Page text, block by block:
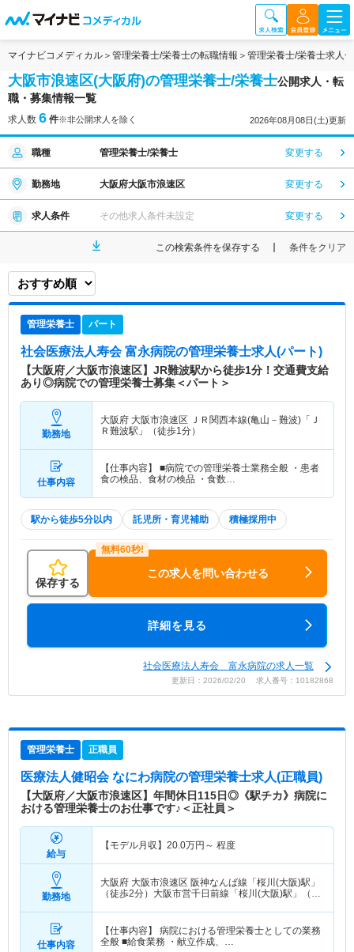
マイナビコメディカル 管理栄養士/栄養士の転職情報 管理栄養士/栄養士求人
大阪市浪速区(大阪府)の管理栄養士/栄養士公開求人・転
職・募集情報一覧
求人数 6 件※非公開求人を除く 2026年08月08日(土)更新
職種 管理栄養士/栄養士 変更する
勤務地 大阪府大阪市浪速区 変更する
求人条件 その他求人条件未設定 変更する
この検索条件を保存する 条件をクリア
管理栄養士 パート
社会医療法人寿会 富永病院の管理栄養士求人(パート)
【大阪府／大阪市浪速区】JR難波駅から徒歩1分！交通費支給
あり◎病院での管理栄養士募集＜パート＞
勤務地
大阪府 大阪市浪速区 ＪＲ関西本線(亀山－難波)「Ｊ
Ｒ難波駅」（徒歩1分）
仕事内容
【仕事内容】 ■病院での管理栄養士業務全般 ・患者
食の検品、食材の検品 ・食数…
駅から徒歩5分以内 託児所・育児補助 積極採用中
保存する
この求人を問い合わせる
詳細を見る
社会医療法人寿会 富永病院の求人一覧
更新日：2026/02/20 求人番号：10182868
管理栄養士 正職員
医療法人健昭会 なにわ病院の管理栄養士求人(正職員)
【大阪府／大阪市浪速区】年間休日115日◎《駅チカ》病院に
おける管理栄養士のお仕事です♪＜正社員＞
給与
【モデル月収】 20.0万円～ 程度
勤務地
大阪府 大阪市浪速区 阪神なんば線「桜川(大阪)駅」
（徒歩2分）大阪市営千日前線「桜川(大阪)駅」（徒
仕事内容
【仕事内容】 病院における管理栄養士としての業務
全般 ■給食業務 ・献立作成、…